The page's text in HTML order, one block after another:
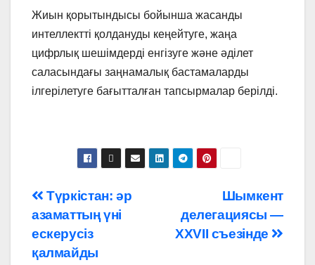
Жиын қорытындысы бойынша жасанды
интеллектті қолдануды кеңейтуге, жаңа
цифрлық шешімдерді енгізуге және әділет
саласындағы заңнамалық бастамаларды
ілгерілетуге бағытталған тапсырмалар берілді.
Навигация
по
записям
Шымкент
делегациясы —
XXVII съезінде
Түркістан: әр
азаматтың үні
ескерусіз
қалмайды